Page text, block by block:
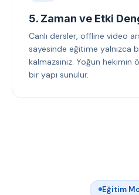
5. Zaman ve Etki
Canlı dersler, offline video
sayesinde eğitime yalnızca
kalmazsınız. Yoğun
bir yapı sunulur.
Eğitim